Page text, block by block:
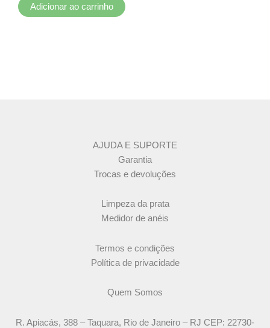
Adicionar ao carrinho
AJUDA E SUPORTE
Garantia
Trocas e devoluções
Limpeza da prata
Medidor de anéis
Termos e condições
Política de privacidade
Quem Somos
R. Apiacás, 388 – Taquara, Rio de Janeiro – RJ CEP: 22730-